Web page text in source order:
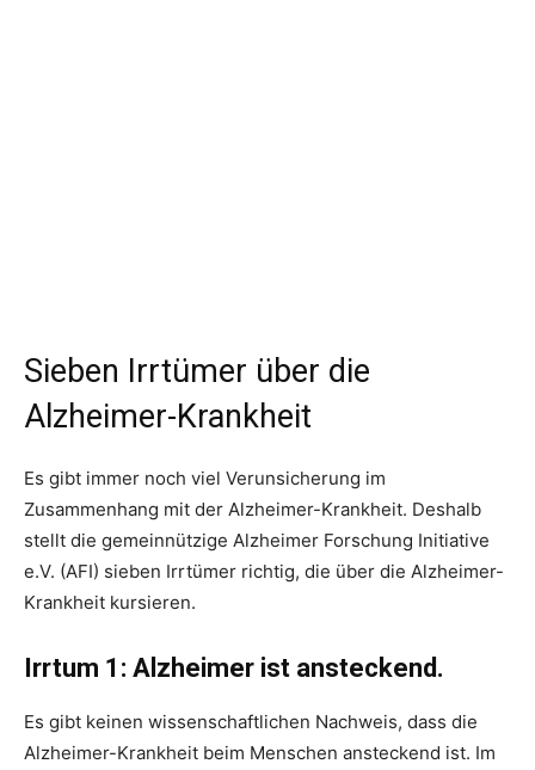
Sieben Irrtümer über die
Alzheimer-Krankheit
Es gibt immer noch viel Verunsicherung im
Zusammenhang mit der Alzheimer-Krankheit. Deshalb
stellt die gemeinnützige Alzheimer Forschung Initiative
e.V. (AFI) sieben Irrtümer richtig, die über die Alzheimer-
Krankheit kursieren.
Irrtum 1: Alzheimer ist ansteckend.
Es gibt keinen wissenschaftlichen Nachweis, dass die
Alzheimer-Krankheit beim Menschen ansteckend ist. Im